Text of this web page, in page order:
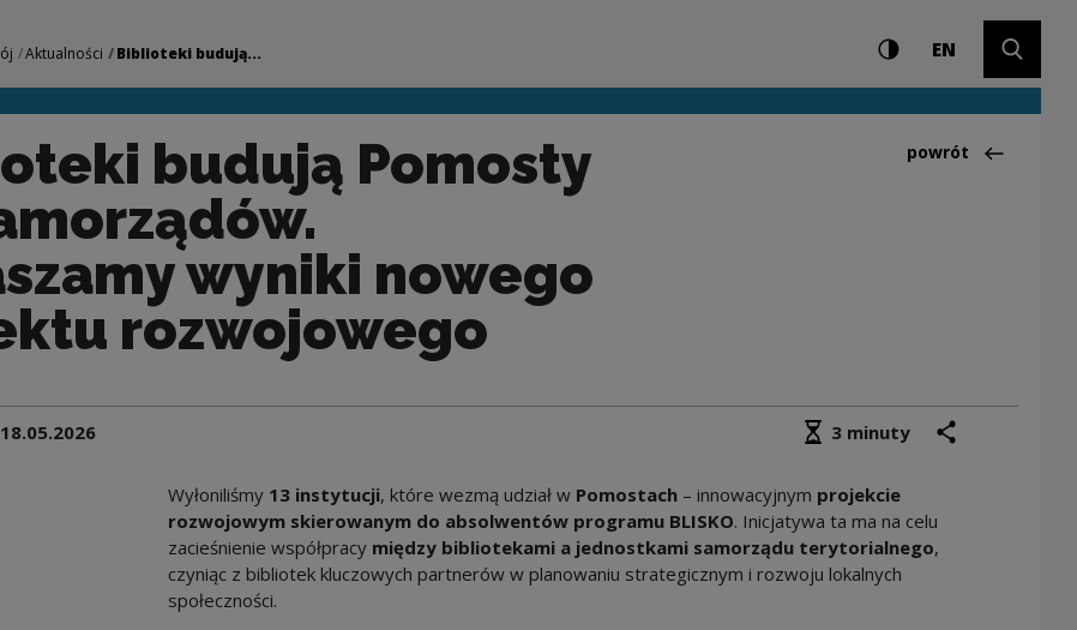
do samorządów. Ogłaszamy
Aktualności Biblioteki budują... Ustawienia iWysoki kontrast
ENCHANGE
budują Pomosty
wyniki nowego
rozwojowego
Powrót
powrót
18.05.2026 Średni czas czytania
3 minuty
Wyłoniliśmy 13 instytucji, które wezmą udział w Pomostach– innowacyjnym projekcie
rozwojowym skierowanym do absolwentów programu BLISKO. Inicjatywa ta ma na celu
zacieśnienie współpracy między bibliotekami a jednostkami samorządu terytorialnego,
czyniąc z bibliotek kluczowych partnerów w planowaniu strategicznym i rozwoju lokalnych
społeczności.